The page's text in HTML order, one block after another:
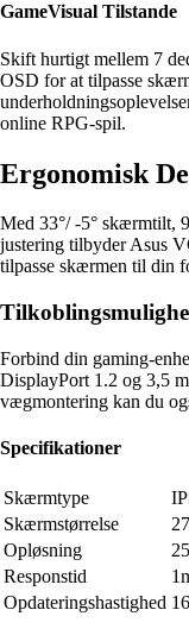
GameVisual Tilstande
Skift hurtigt mellem 7
OSD for at tilpasse
online RPG-spil.
Ergonomisk
Med 33°/ -5° skærmtilt,
justering tilbyder Asus
tilpasse skærmen til din
Forbind din gaming-
DisplayPort 1.2 og 3,5
vægmontering kan du
Specifikationer
Skærmtype
Skærmstørrelse
27
Opløsning
Responstid
Opdateringshastighed